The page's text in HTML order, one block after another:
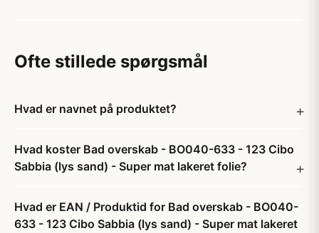
Ofte stillede spørgsmål
Hvad er navnet på produktet?
Hvad koster Bad overskab - BO040-633 - 123 Cibo
Sabbia (lys sand) - Super mat lakeret folie?
Hvad er EAN / Produktid for Bad overskab - BO040-
633 - 123 Cibo Sabbia (lys sand) - Super mat lakeret